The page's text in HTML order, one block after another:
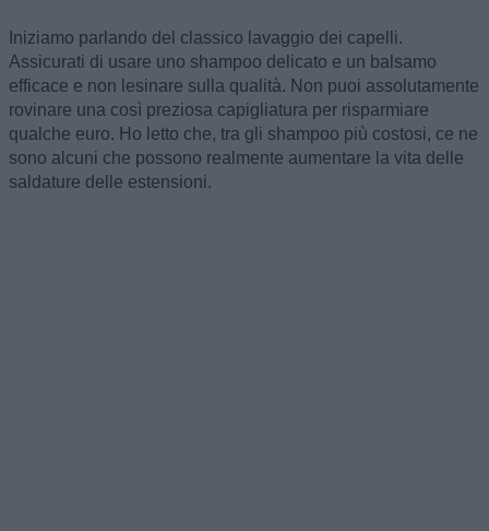
Iniziamo parlando del classico lavaggio dei capelli.
Assicurati di usare uno shampoo delicato e un balsamo
efficace e non lesinare sulla qualità. Non puoi assolutamente
rovinare una così preziosa capigliatura per risparmiare
qualche euro. Ho letto che, tra gli shampoo più costosi, ce ne
sono alcuni che possono realmente aumentare la vita delle
saldature delle estensioni.